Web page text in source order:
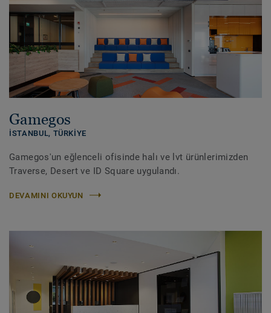
Gamegos
İSTANBUL, TÜRKIYE
Gamegos'un eğlenceli ofisinde halı ve lvt ürünlerimizden
Traverse, Desert ve ID Square uygulandı.
DEVAMINI OKUYUN